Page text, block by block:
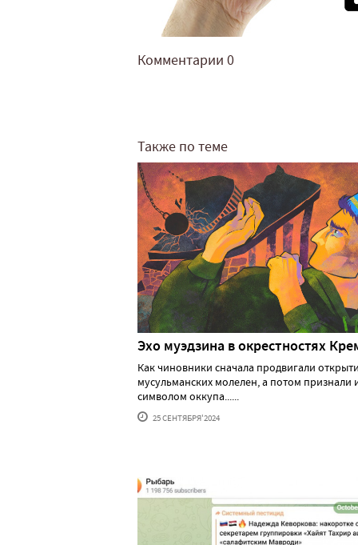
Комментарии 0
Также по теме
Эхо муэдзина в окрестностях
Как чиновники сначала продвигали
мусульманских молелен, а потом признали
символом оккупа......
25 СЕНТЯБРЯ'2024